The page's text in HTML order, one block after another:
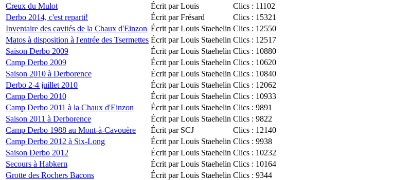
Creux du Mulot
Écrit par Louis
Clics : 11102
Derbo 2014, c'est reparti!
Écrit par Frésard
Clics : 15321
Inventaire des cavités de la Chaux d'Einzon Écrit par Louis Staehelin Clics : 12550
Matos à disposition à l'entrée des Tsermettes Écrit par Louis Staehelin Clics : 12517
Saison Derbo 2009
Écrit par Louis Staehelin Clics : 10880
Camp Derbo 2009
Écrit par Louis Staehelin Clics : 10620
Saison 2010 à Derborence
Écrit par Louis Staehelin Clics : 10840
Derbo 2-4 juillet 2010
Écrit par Louis Staehelin Clics : 12062
Camp Derbo 2010
Écrit par Louis Staehelin Clics : 10933
Camp Derbo 2011 à la Chaux d'Einzon
Écrit par Louis Staehelin Clics : 9891
Saison 2011 à Derborence
Écrit par Louis Staehelin Clics : 9822
Camp Derbo 1988 au Mont-à-Cavouère
Écrit par SCJ
Clics : 12140
Camp Derbo 2012 à Six-Long
Écrit par Louis Staehelin Clics : 9938
Saison Derbo 2012
Écrit par Louis Staehelin Clics : 10232
Secours à Habkern
Écrit par Louis Staehelin Clics : 10164
Grotte des Rochers Bacons
Écrit par Louis Staehelin Clics : 9344